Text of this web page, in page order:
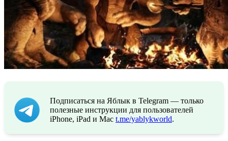
Подписаться на Яблык в Telegram — только
полезные инструкции для пользователей
iPhone, iPad и Mac t.me/yablykworld.